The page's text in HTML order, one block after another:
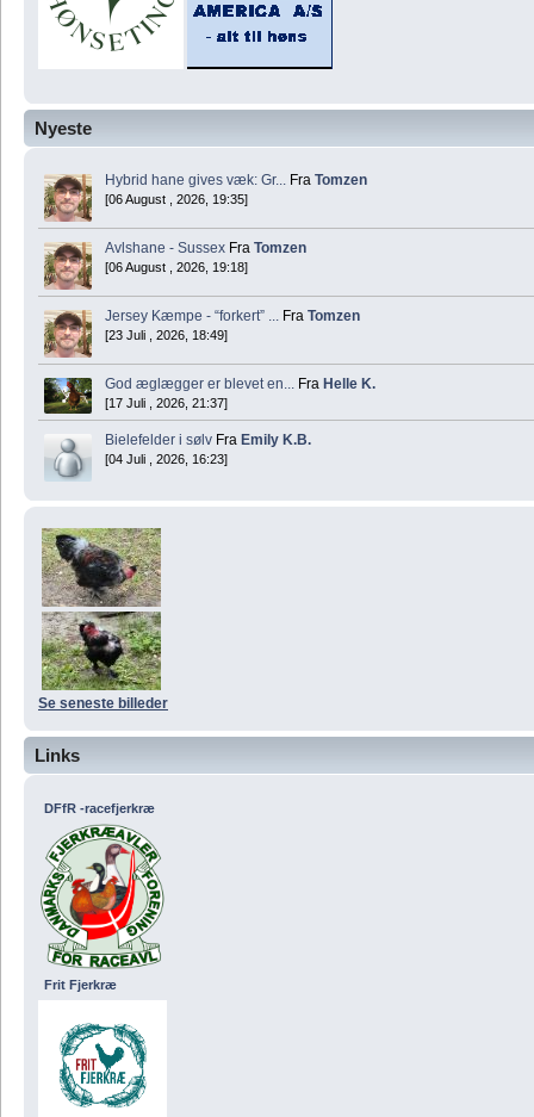
Nyeste
Hybrid hane gives væk: Gr... Fra Tomzen
[06 August , 2026, 19:35]
Avlshane - Sussex Fra Tomzen
[06 August , 2026, 19:18]
Jersey Kæmpe - “forkert” ... Fra Tomzen
[23 Juli , 2026, 18:49]
God æglægger er blevet en... Fra Helle K.
[17 Juli , 2026, 21:37]
Bielefelder i sølv Fra Emily K.B.
[04 Juli , 2026, 16:23]
Se seneste billeder
Links
DFfR -racefjerkræ
Frit Fjerkræ